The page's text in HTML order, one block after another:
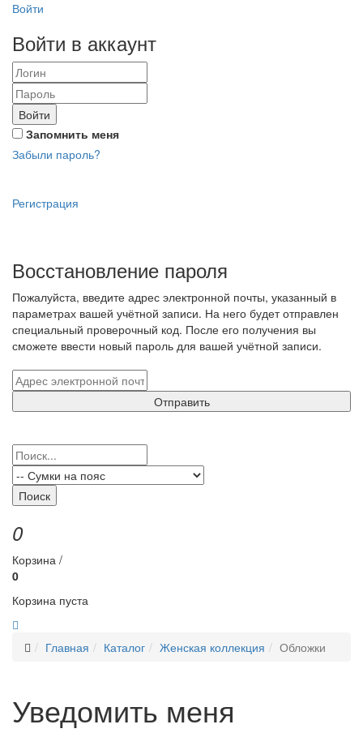
Войти
Войти в аккаунт
Войти
Запомнить меня
Забыли пароль?
Регистрация
Восстановление пароля
Пожалуйста, введите адрес электронной почты, указанный в
параметрах вашей учётной записи. На него будет отправлен
специальный проверочный код. После его получения вы
сможете ввести новый пароль для вашей учётной записи.
Отправить
Поиск
0
Корзина /
0
Корзина пуста
Главная Каталог Женская коллекция Обложки
Уведомить меня